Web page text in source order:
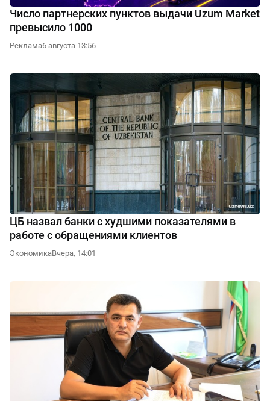
Число партнерских пунктов выдачи Uzum Market
превысило 1000
Реклама6 августа 13:56
ЦБ назвал банки с худшими показателями в
работе с обращениями клиентов
ЭкономикаВчера, 14:01